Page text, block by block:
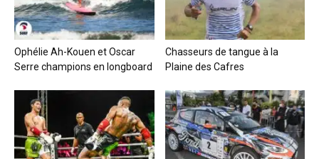
Ophélie Ah-Kouen et Oscar
Serre champions en longboard
Chasseurs de tangue à la
Plaine des Cafres